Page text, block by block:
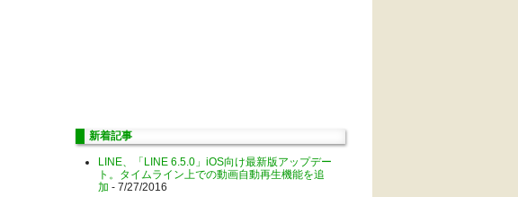
新着記事
LINE、「LINE 6.5.0」iOS向け最新版アップデー
ト。タイムライン上での動画自動再生機能を追
加 - 7/27/2016